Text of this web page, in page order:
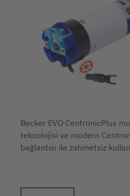
Becker EVO CentronicPlus
teknolojisi ve modern
bağlantısı ile zahmetsiz